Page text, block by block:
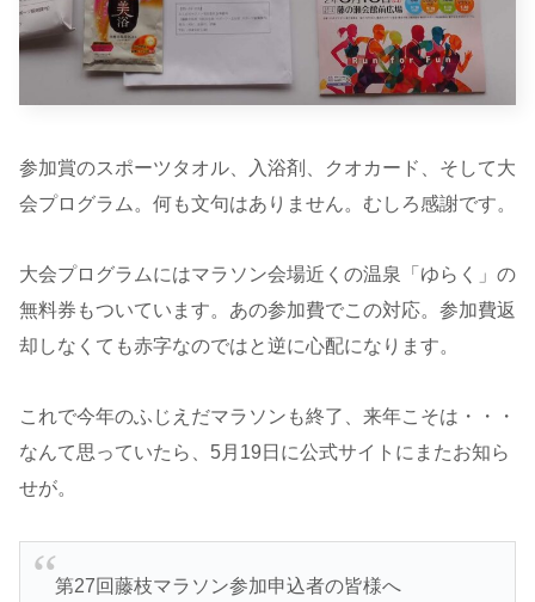
参加賞のスポーツタオル、入浴剤、クオカード、そして大
会プログラム。何も文句はありません。むしろ感謝です。
大会プログラムにはマラソン会場近くの温泉「ゆらく」の
無料券もついています。あの参加費でこの対応。参加費返
却しなくても赤字なのではと逆に心配になります。
これで今年のふじえだマラソンも終了、来年こそは・・・
なんて思っていたら、5月19日に公式サイトにまたお知ら
せが。
第27回藤枝マラソン参加申込者の皆様へ